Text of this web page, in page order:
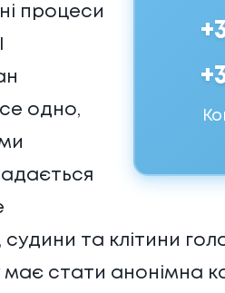
процеси
одно,
та клітини
стати анонімна